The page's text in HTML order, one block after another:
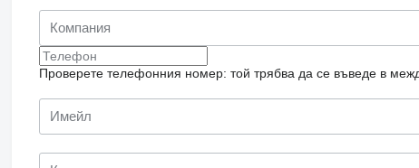
Проверете телефонния номер: той трябва да се въведе в